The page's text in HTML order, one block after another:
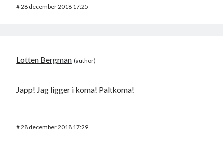
#28 december 2018 17:25
Lotten Bergman
Japp! Jag ligger i koma! Paltkoma!
#28 december 2018 17:29